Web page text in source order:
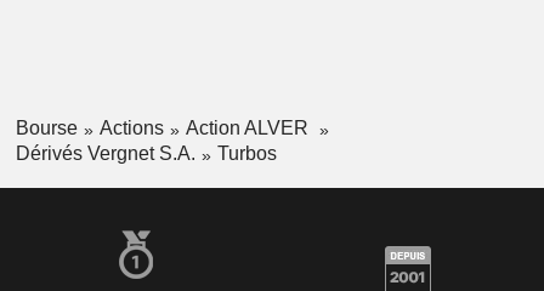
Bourse Actions
Action ALVER
Dérivés Vergnet S.A.
Turbos